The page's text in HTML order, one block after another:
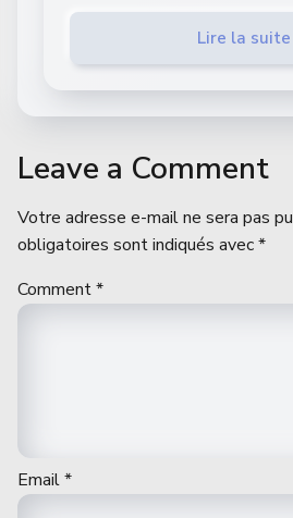
Lire la suite
Leave a Comment
Votre adresse e-mail ne sera pas
obligatoires sont indiqués avec*
Comment*
Email*